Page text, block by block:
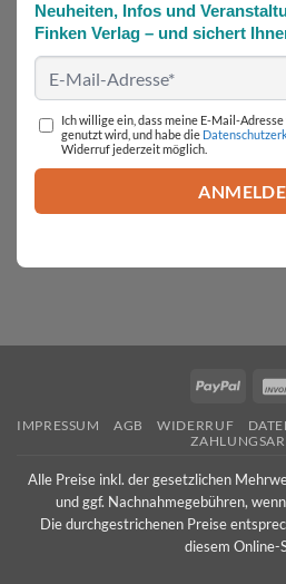
Neuheiten, Infos und
Finken Verlag – und sichert
Ich willige ein, dass meine E-Mail-
genutzt wird, und habe die
Widerruf jederzeit möglich.
PayPal
IMPRESSUM AGB WIDERRUF
Alle Preise inkl. der gesetzlichen
und ggf. Nachnahmegebühren,
Die durchgestrichenen Preise
diesem Online-